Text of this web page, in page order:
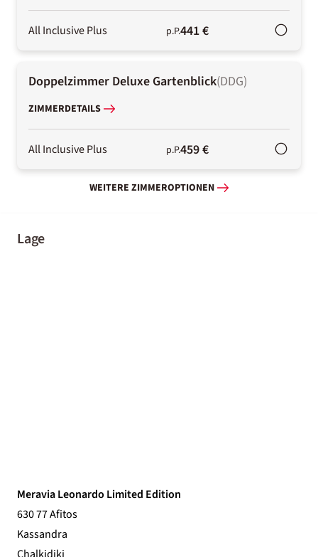
All Inclusive Plus p.P.441 €
Doppelzimmer Deluxe Gartenblick(DDG)
ZIMMERDETAILS
All Inclusive Plus p.P.459 €
WEITERE ZIMMEROPTIONEN
Lage
Meravia Leonardo Limited Edition
630 77 Afitos
Kassandra